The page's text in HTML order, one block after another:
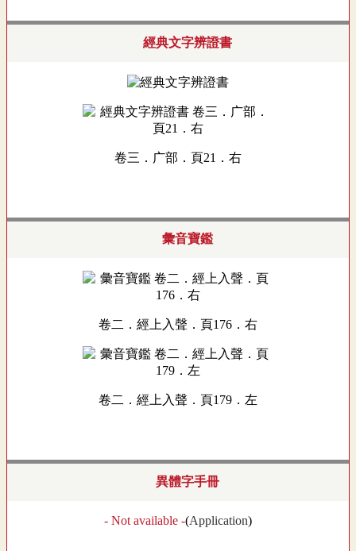
經典文字辨證書
卷三．广部．頁21．右
彙音寶鑑
卷二．經上入聲．頁176．右
卷二．經上入聲．頁179．左
異體字手冊
- Not available -(Application)